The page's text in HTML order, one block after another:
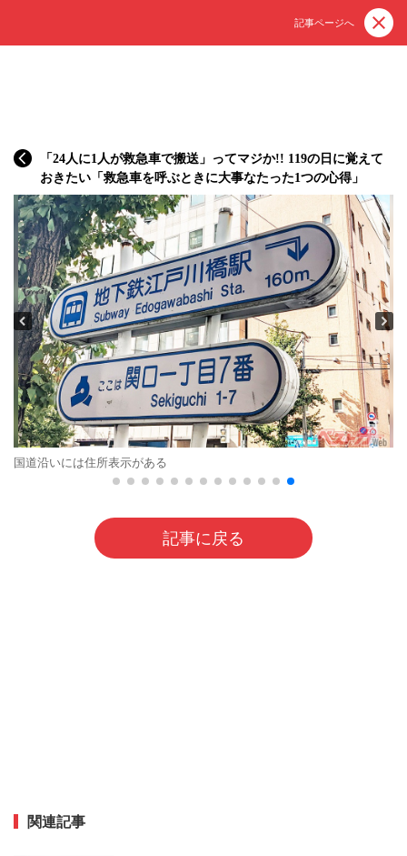
記事ページへ
「24人に1人が救急車で搬送」ってマジか!! 119の日に覚えて
おきたい「救急車を呼ぶときに大事なたった1つの心得」
国道沿いには住所表示がある
記事に戻る
関連記事